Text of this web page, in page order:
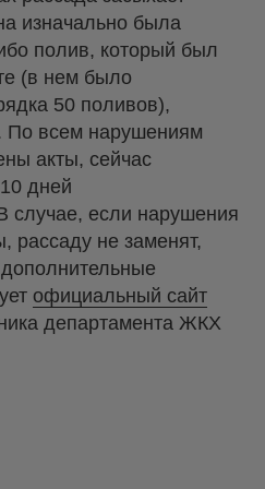
изначально была
полив, который был
(в нем было
50 поливов),
По всем нарушениям
акты, сейчас
дней
случае, если нарушения
рассаду не заменят,
официальный сайт
департамента ЖКХ